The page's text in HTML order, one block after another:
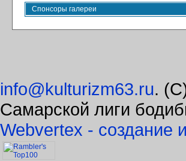
Спонсоры галереи
info@kulturizm63.ru.
Самарской лиги
Webvertex - создание